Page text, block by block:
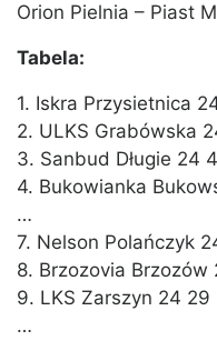
Orion Pielnia – Piast
Tabela:
1. Iskra Przysietnica
2. ULKS Grabówska
3. Sanbud Długie 24
4. Bukowianka
…
7. Nelson Polańczyk
8. Brzozovia Brzozów
9. LKS Zarszyn 24 29
…